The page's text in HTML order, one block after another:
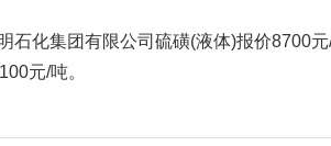
石化集团有限公司硫磺(液体)报价8700
元/吨。